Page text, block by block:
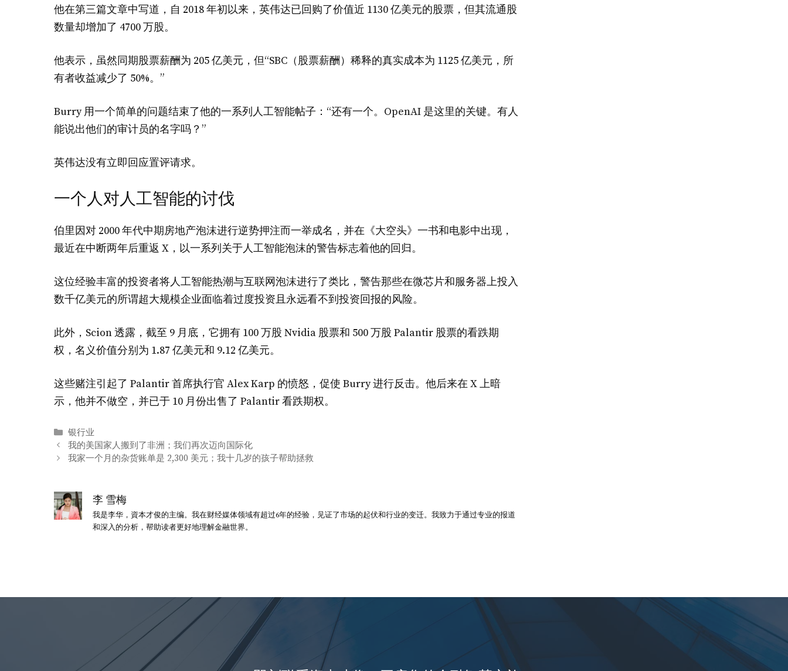
他在第三篇文章中写道，自 2018 年初以来，英伟达已回购了价值近 1130 亿美元的股票，但其流通股
数量却增加了 4700 万股。
他表示，虽然同期股票薪酬为 205 亿美元，但“SBC（股票薪酬）稀释的真实成本为 1125 亿美元，所
有者收益减少了 50%。”
Burry 用一个简单的问题结束了他的一系列人工智能帖子：“还有一个。OpenAI 是这里的关键。有人
能说出他们的审计员的名字吗？”
英伟达没有立即回应置评请求。
一个人对人工智能的讨伐
伯里因对 2000 年代中期房地产泡沫进行逆势押注而一举成名，并在《大空头》一书和电影中出现，
最近在中断两年后重返 X，以一系列关于人工智能泡沫的警告标志着他的回归。
这位经验丰富的投资者将人工智能热潮与互联网泡沫进行了类比，警告那些在微芯片和服务器上投入
数千亿美元的所谓超大规模企业面临着过度投资且永远看不到投资回报的风险。
此外，Scion 透露，截至 9 月底，它拥有 100 万股 Nvidia 股票和 500 万股 Palantir 股票的看跌期
权，名义价值分别为 1.87 亿美元和 9.12 亿美元。
这些赌注引起了 Palantir 首席执行官 Alex Karp 的愤怒，促使 Burry 进行反击。他后来在 X 上暗
示，他并不做空，并已于 10 月份出售了 Palantir 看跌期权。
分
类
银行业
我的美国家人搬到了非洲；我们再次迈向国际化
我家一个月的杂货账单是 2,300 美元；我十几岁的孩子帮助拯救
李 雪梅
我是李华，資本才俊的主编。我在财经媒体领域有超过6年的经验，见证了市场的起伏和行业的变迁。我致力于通过专业的报道
和深入的分析，帮助读者更好地理解金融世界。